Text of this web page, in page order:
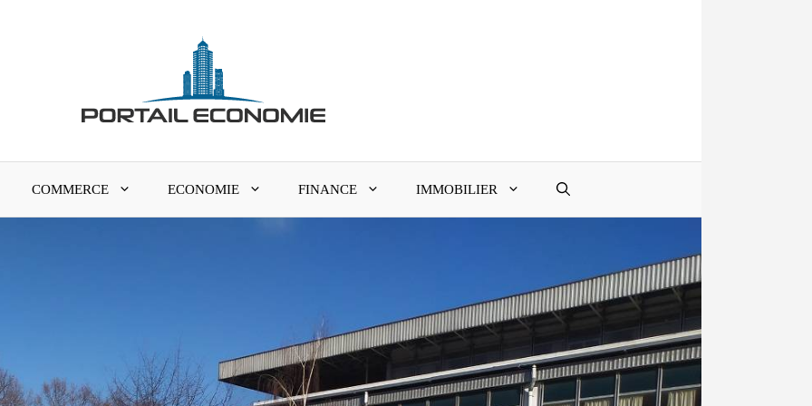
COMMERCE ECONOMIE FINANCE IMMOBILIER